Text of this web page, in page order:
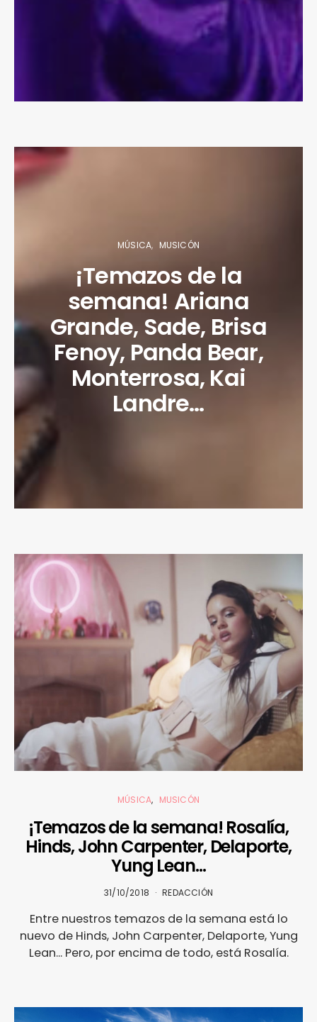
MÚSICA MUSICÓN
¡Temazos de la
semana! Ariana
Grande, Sade, Brisa
Fenoy, Panda Bear,
Monterrosa, Kai
Landre…
MÚSICA MUSICÓN
¡Temazos de la semana! Rosalía,
Hinds, John Carpenter, Delaporte,
Yung Lean…
31/10/2018 REDACCIÓN
Entre nuestros temazos de la semana está lo
nuevo de Hinds, John Carpenter, Delaporte, Yung
Lean... Pero, por encima de todo, está Rosalía.